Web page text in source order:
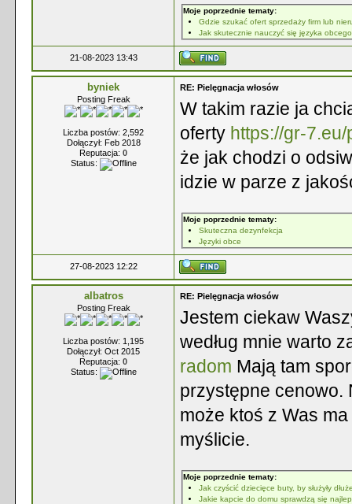
Moje poprzednie tematy:
Gdzie szukać ofert sprzedaży firm lub
Jak skutecznie nauczyć się języka
21-08-2023 13:43
byniek
Posting Freak
Liczba postów: 2,592
Dołączył: Feb 2018
Reputacja: 0
Status:
RE: Pielęgnacja włosów
W takim razie ja
oferty https://gr-
że jak chodzi o
idzie w parze z
Moje poprzednie tematy:
Skuteczna dezynfekcja
Języki obce
27-08-2023 12:22
albatros
Posting Freak
Liczba postów: 1,195
Dołączył: Oct 2015
Reputacja: 0
Status:
RE: Pielęgnacja włosów
Jestem ciekaw
według mnie warto
radom Mają tam
przystępne cenowo.
może ktoś z Was
myślicie.
Moje poprzednie tematy:
Jak czyścić dziecięce buty, by służyły
Jakie kapcie do domu sprawdzą się